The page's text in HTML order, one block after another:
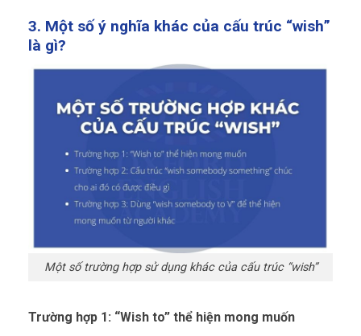
3. Một số ý nghĩa khác của cấu trúc “wish”
là gì?
Một số trường hợp sử dụng khác của cấu trúc “wish”
Trường hợp 1: “Wish to” thể hiện mong muốn